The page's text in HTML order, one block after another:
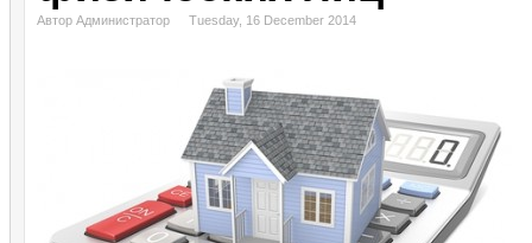
Автор Администратор Tuesday, 16 December 2014